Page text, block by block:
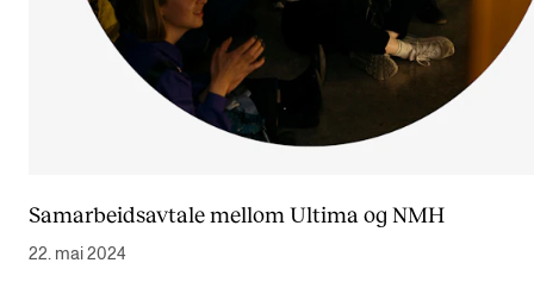
Samarbeidsavtale mellom Ultima og NMH
22. mai 2024